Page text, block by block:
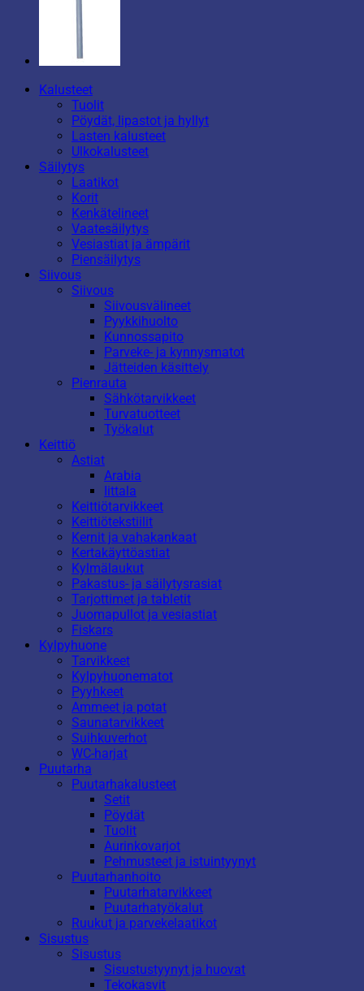
Kalusteet
Tuolit
Pöydät, lipastot ja hyllyt
Lasten kalusteet
Ulkokalusteet
Säilytys
Laatikot
Korit
Kenkätelineet
Vaatesäilytys
Vesiastiat ja ämpärit
Piensäilytys
Siivous
Siivous
Siivousvälineet
Pyykkihuolto
Kunnossapito
Parveke- ja kynnysmatot
Jätteiden käsittely
Pienrauta
Sähkötarvikkeet
Turvatuotteet
Työkalut
Keittiö
Astiat
Arabia
Iittala
Keittiötarvikkeet
Keittiötekstiilit
Kernit ja vahakankaat
Kertakäyttöastiat
Kylmälaukut
Pakastus- ja säilytysrasiat
Tarjottimet ja tabletit
Juomapullot ja vesiastiat
Fiskars
Kylpyhuone
Tarvikkeet
Kylpyhuonematot
Pyyhkeet
Ammeet ja potat
Saunatarvikkeet
Suihkuverhot
WC-harjat
Puutarha
Puutarhakalusteet
Setit
Pöydät
Tuolit
Aurinkovarjot
Pehmusteet ja istuintyynyt
Puutarhanhoito
Puutarhatarvikkeet
Puutarhatyökalut
Ruukut ja parvekelaatikot
Sisustus
Sisustus
Sisustustyynyt ja huovat
Tekokasvit